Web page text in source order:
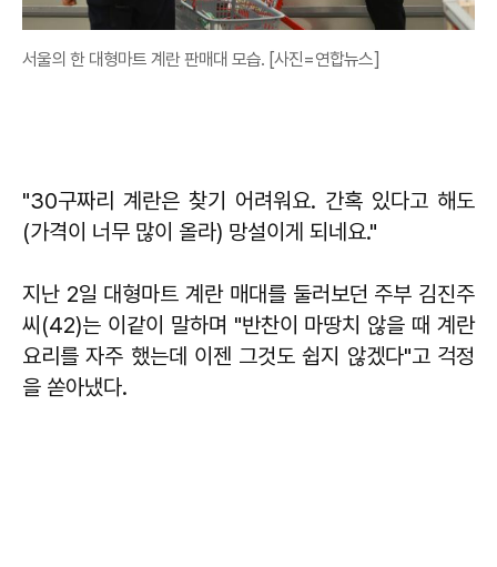
서울의 한 대형마트 계란 판매대 모습. [사진=연합뉴스]
"30구짜리 계란은 찾기 어려워요. 간혹 있다고 해도
(가격이 너무 많이 올라) 망설이게 되네요."
지난 2일 대형마트 계란 매대를 둘러보던 주부 김진주
씨(42)는 이같이 말하며 "반찬이 마땅치 않을 때 계란
요리를 자주 했는데 이젠 그것도 쉽지 않겠다"고 걱정
을 쏟아냈다.